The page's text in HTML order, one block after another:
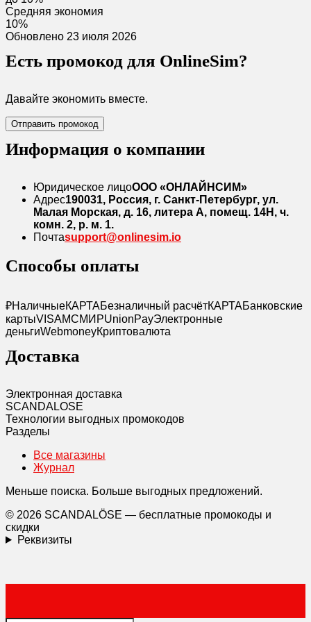
Средняя экономия
10%
Обновлено 23 июля 2026
Есть промокод для OnlineSim?
Давайте экономить вместе.
Отправить промокод
Информация о компании
Юридическое лицоООО «ОНЛАЙНСИМ»
Адрес190031, Россия, г. Санкт-Петербург, ул.
Малая Морская, д. 16, литера А, помещ. 14Н, ч.
комн. 2, р. м. 1.
Почтаsupport@onlinesim.io
Способы оплаты
₽НаличныеКАРТАБезналичный расчётКАРТАБанковские
картыVISAMCМИРUnionPayЭлектронные
деньгиWebmoneyКриптовалюта
Доставка
Электронная доставка
SCANDALOSE
Технологии выгодных промокодов
Разделы
Все магазины
Журнал
Меньше поиска. Больше выгодных предложений.
© 2026 SCANDALÖSE — бесплатные промокоды и
скидки
Реквизиты